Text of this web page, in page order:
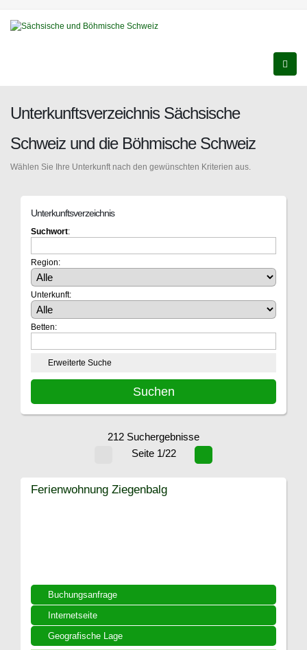
Unterkunftsverzeichnis Sächsische
Schweiz und die Böhmische Schweiz
Wählen Sie Ihre Unterkunft nach den gewünschten Kriterien aus.
Unterkunftsverzeichnis
Suchwort:
Region:
Unterkunft:
Betten:
Erweiterte Suche
212 Suchergebnisse
Seite 1/22
Buchungsanfrage
Internetseite
Geografische Lage
Ferienwohnung Ziegenbalg